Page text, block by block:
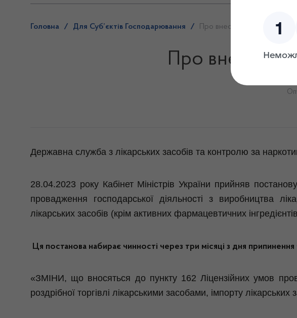
Головна / Для Суб’єктів Господарювання / Про внесення змін до
Про внесення
Державна служба з лікарських засобів та контролю за
28.04.2023 року Кабінет Міністрів України прийняв
провадження господарської діяльності з виробництва
лікарських засобів (крім активних фармацевтичних
Ця постанова набирає чинності через три місяці з дня припинення
«ЗМІНИ, що вносяться до пункту 162 Ліцензійних умов
роздрібної торгівлі лікарськими засобами, імпорту